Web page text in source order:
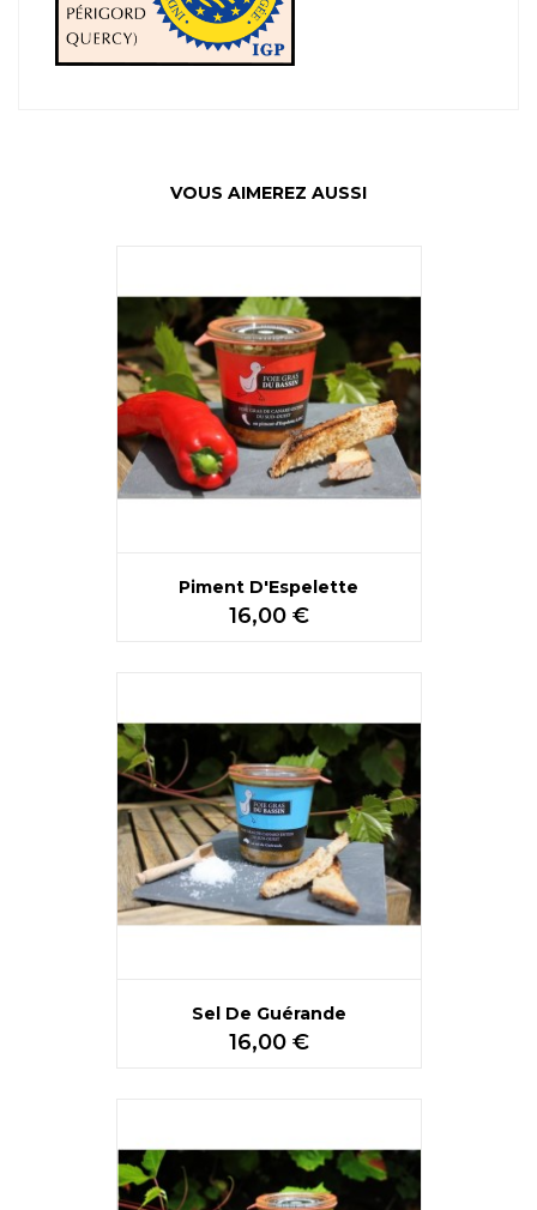
VOUS AIMEREZ AUSSI
Piment D'Espelette
Prix
16,00 €
Sel De Guérande
Prix
16,00 €